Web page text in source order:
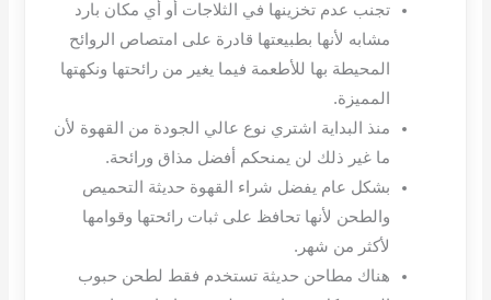
تجنب عدم تخزينها في الثلاجات أو أي مكان بارد
مشابه لأنها بطبيعتها قادرة على امتصاص الروائح
المحيطة بها للأطعمة فيما يغير من رائحتها ونكهتها
المميزة.
منذ البداية اشتري نوع عالي الجودة من القهوة لأن
ما غير ذلك لن يمنحكم أفضل مذاق ورائحة.
بشكل عام يفضل شراء القهوة حديثة التحميص
والطحن لأنها تحافظ على ثبات رائحتها وقوامها
لأكثر من شهر .
هناك مطاحن حديثة تستخدم فقط لطحن حبوب